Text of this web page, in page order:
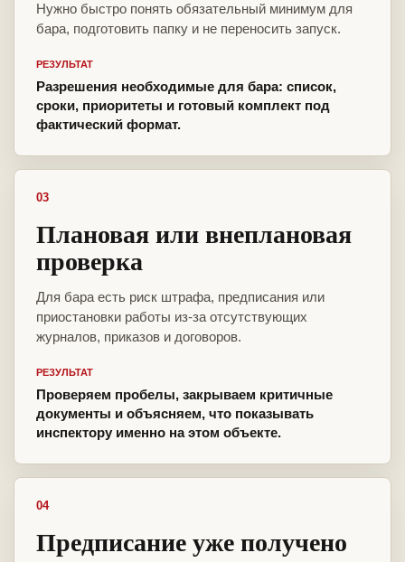
Нужно быстро понять обязательный минимум для
бара, подготовить папку и не переносить запуск.
РЕЗУЛЬТАТ
Разрешения необходимые для бара: список,
сроки, приоритеты и готовый комплект под
фактический формат.
03
Плановая или внеплановая
проверка
Для бара есть риск штрафа, предписания или
приостановки работы из-за отсутствующих
журналов, приказов и договоров.
РЕЗУЛЬТАТ
Проверяем пробелы, закрываем критичные
документы и объясняем, что показывать
инспектору именно на этом объекте.
04
Предписание уже получено